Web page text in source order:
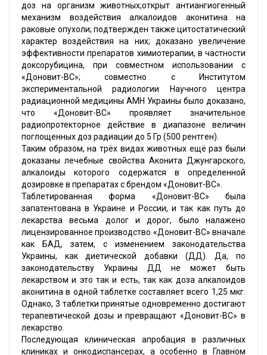
доз на организм животных;открыт антиангиогенный
механизм воздействия алкалоидов аконитина на
раковые опухоли; подтвержден также цитостатический
характер воздействия на них; доказано увеличение
эффективности препаратов химиотерапии, в частности
доксорубицина, при совместном использовании с
«Доновит-ВС»; совместно с Институтом
экспериментальной радиологии Научного центра
радиационной медицины АМН Украины было доказано,
что «Доновит-ВС» проявляет значительное
радиопротекторное действие в диапазоне величин
поглощенных доз радиации до 5 Гр (500 рентген).
Таким образом, на трёх видах животных ещё раз были
доказаны лечебные свойства Аконита Джунгарского,
алкалоиды которого содержатся в определенной
дозировке в препаратах с брендом «Доновит-ВС».
Таблетированная форма «Доновит-ВС» была
запатентована в Украине и России, и так как путь до
лекарства весьма долог и дорог, было налажено
лицензированное производство «Доновит-ВС» вначале
как БАД, затем, с изменением законодательства
Украины, как диетической добавки (ДД). Да, по
законодательству Украины ДД не может быть
лекарством и это так и есть, так как доза алкалоидов
аконитина в одной таблетке составляет всего 1,25 мкг.
Однако, 3 таблетки принятые одновременно достигают
терапевтической дозы и превращают «Доновит-ВС» в
лекарство.
Последующая клиническая апробация в различных
клиниках и онкодиспансерах, а особенно в Главном